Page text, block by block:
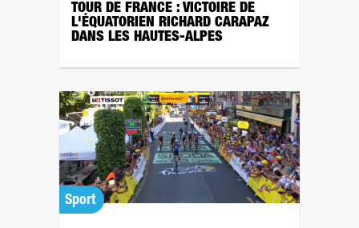
TOUR DE FRANCE : VICTOIRE DE
L'ÉQUATORIEN RICHARD CARAPAZ
DANS LES HAUTES-ALPES
Sport